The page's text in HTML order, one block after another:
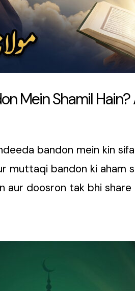
Mein Shamil
bandon mein kin
muttaqi bandon ki aham
aur doosron tak bhi share